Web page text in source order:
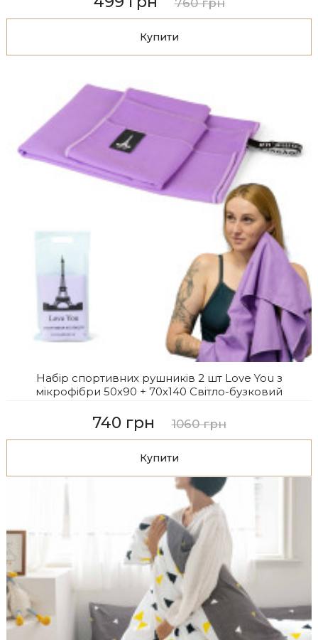
760 грн
Купити
Набір спортивних рушників 2 шт Love You з
мікрофібри 50х90 + 70х140 Світло-бузковий
740 грн 1060 грн
Купити